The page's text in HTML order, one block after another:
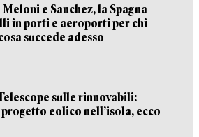
e Sanchez, la Spagna
in porti e aeroporti per chi
succede adesso
sulle rinnovabili:
eolico nell’isola, ecco